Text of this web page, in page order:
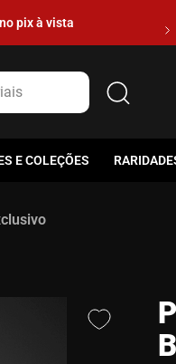
pix à vista
E COLEÇÕES